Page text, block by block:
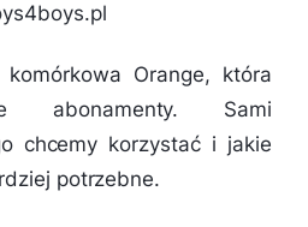
Orange, która
abonamenty. Sami
chcemy korzystać i jakie
potrzebne.